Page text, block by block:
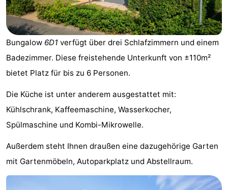
Ferienhäuser
-
Buitenheem
-
Duinoord
-
Ginsterveld
-
Julianahoeve
-
Livingstone
-
Resort
-
Bungalow 6D1 verfügt über drei Schlafzimmern und einem
Badezimmer. Diese freistehende Unterkunft von ±110m²
bietet Platz für bis zu 6 Personen.
Die Küche ist unter anderem ausgestattet mit:
Kühlschrank, Kaffeemaschine, Wasserkocher,
Spülmaschine und Kombi-Mikrowelle.
Außerdem steht Ihnen draußen eine dazugehörige Garten
mit Gartenmöbeln, Autoparkplatz und Abstellraum.